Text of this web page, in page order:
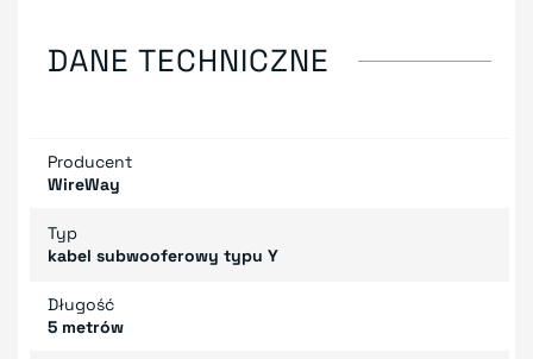
DANE TECHNICZNE
Producent
WireWay
Typ
kabel subwooferowy typu Y
Długość
5 metrów